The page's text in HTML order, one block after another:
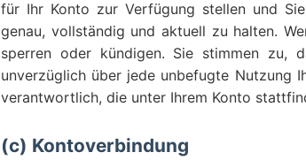
für Ihr Konto zur Verfügung stellen und
genau, vollständig und aktuell zu halten.
sperren oder kündigen. Sie stimmen zu,
unverzüglich über jede unbefugte Nutzung
verantwortlich, die unter Ihrem Konto
(c) Kontoverbindung